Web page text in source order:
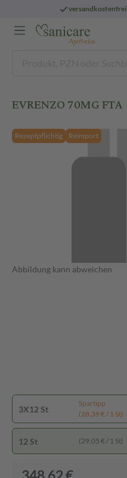
versandkostenfrei
EVRENZO 70MG FTA
Rezeptpflichtig Reimport
Abbildung kann abweichen
3X12 St
Spartipp
(28,39 € / 1 St)
12 St (29,05 € / 1 St)